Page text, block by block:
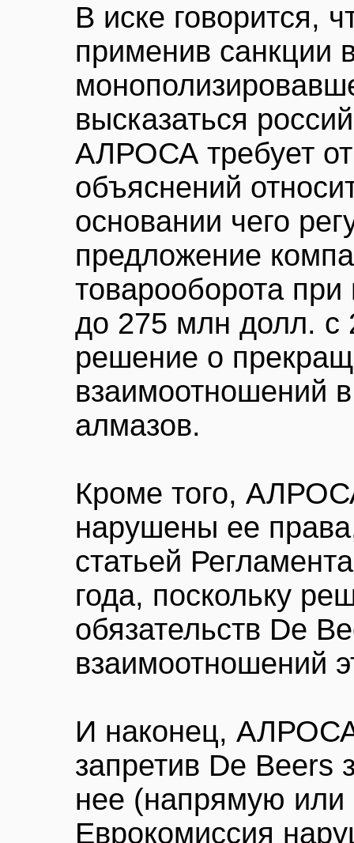
В иске говорится,
применив санкции
высказаться
АЛРОСА требует
объяснений
основании чего
предложение
товарооборота
до 275 млн долл. с
решение о
взаимоотношений
алмазов.
Кроме того,
нарушены ее
статьей
года, поскольку
обязательств De
взаимоотношений
И наконец, АЛРОСА
запретив De Beers
нее (напрямую или
Еврокомиссия